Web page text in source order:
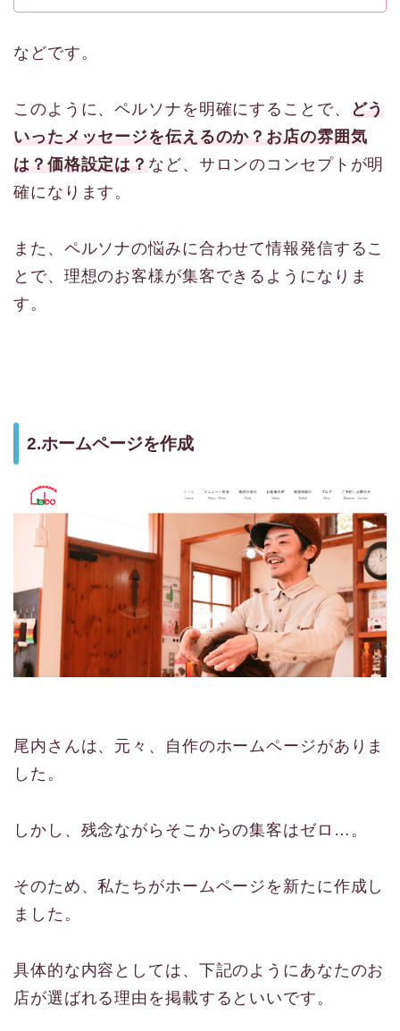
などです。
このように、ペルソナを明確にすることで、
どう
いったメッセージを伝えるのか？お店の雰囲気
は？価格設定は？ など、サロンのコンセプトが明
確になります。
また、ペルソナの悩みに合わせて情報発信するこ
とで、理想のお客様が集客できるようになりま
す。
2.ホームページを作成
尾内さんは、元々、自作のホームページがありま
した。
しかし、残念ながらそこからの集客はゼロ…。
そのため、私たちがホームページを新たに作成し
ました。
具体的な内容としては、下記のようにあなたのお
店が選ばれる理由を掲載するといいです。